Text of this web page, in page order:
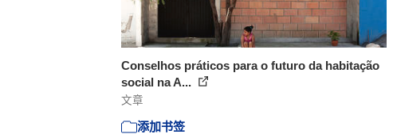
Conselhos práticos para o futuro da habitação
social na A...
文章
添加书签